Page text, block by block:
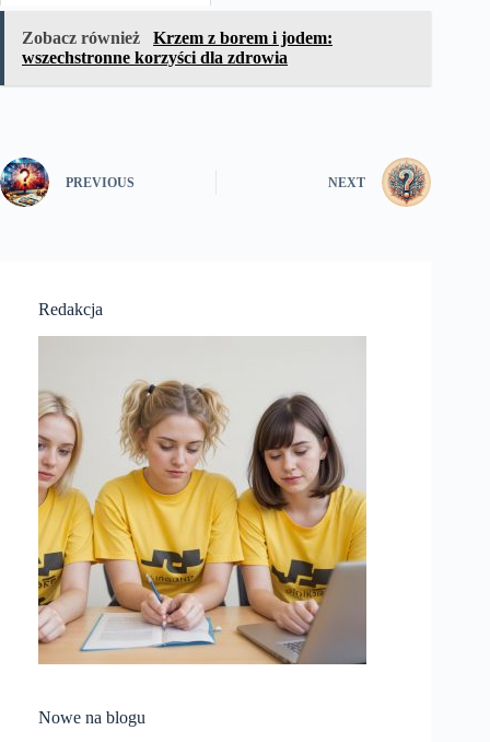
Zobacz również
Krzem z borem i jodem:
wszechstronne korzyści dla zdrowia
PREVIOUS NEXT
Redakcja
Nowe na blogu